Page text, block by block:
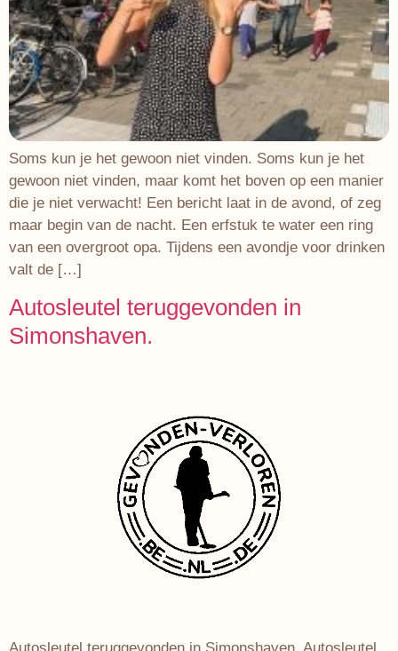
Soms kun je het gewoon niet vinden. Soms kun je het
gewoon niet vinden, maar komt het boven op een manier
die je niet verwacht! Een bericht laat in de avond, of zeg
maar begin van de nacht. Een erfstuk te water een ring
van een overgroot opa. Tijdens een avondje voor drinken
valt de […]
Autosleutel teruggevonden in
Simonshaven.